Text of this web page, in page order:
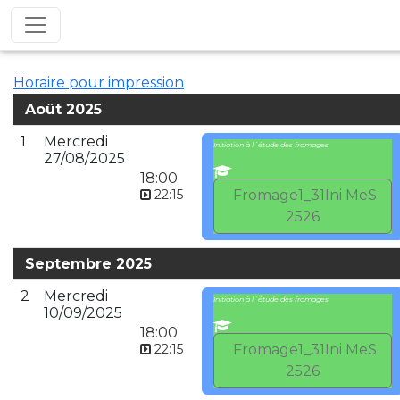
Horaire pour impression
Août 2025
1
Mercredi
27/08/2025
18:00
22:15
Initiation à l´étude des fromages
Fromage1_31Ini MeS
2526
Septembre 2025
2
Mercredi
10/09/2025
18:00
22:15
Initiation à l´étude des fromages
Fromage1_31Ini MeS
2526